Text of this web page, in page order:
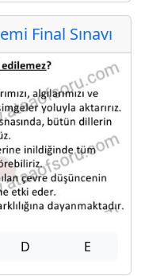
Final Sınavı
D E